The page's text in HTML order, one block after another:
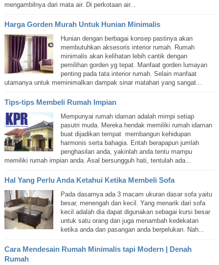
mengambilnya dari mata air. Di perkotaan air...
Harga Gorden Murah Untuk Hunian Minimalis
Hunian dengan berbagai konsep pastinya akan
membutuhkan aksesoris interior rumah. Rumah
minimalis akan kelihatan lebih cantik dengan
pemilihan gorden yg tepat. Manfaat gorden lumayan
penting pada tata interior rumah. Selain manfaat
utamanya untuk meminimalkan dampak sinar matahari yang sangat...
Tips-tips Membeli Rumah Impian
Mempunyai rumah idaman adalah mimpi setiap
pasutri muda. Mereka hendak memiliki rumah idaman
buat dijadikan tempat membangun kehidupan
harmonis serta bahagia. Entah berapapun jumlah
penghasilan anda, yakinlah anda tentu mampu
memiliki rumah impian anda. Asal bersungguh hati, tentulah ada...
Hal Yang Perlu Anda Ketahui Ketika Membeli Sofa
Pada dasarnya ada 3 macam ukuran dasar sofa yaitu
besar, menengah dan kecil. Yang menarik dari sofa
kecil adalah dia dapat digunakan sebagai kursi besar
untuk satu orang dan juga menambah kedekatan
ketika anda dan pasangan anda berpelukan. Nah...
Cara Mendesain Rumah Minimalis tapi Modern | Denah
Rumah